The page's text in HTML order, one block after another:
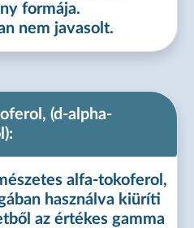
formája.
nem javasolt.
(d-alpha-
alfa-tokoferol,
használva kiüríti
az értékes gamma